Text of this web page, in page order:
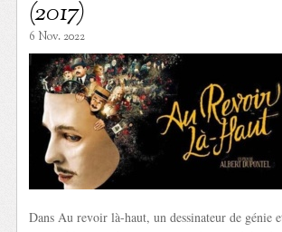
(2017)
6 Nov. 2022
Dans Au revoir là-haut, un dessinateur de génie